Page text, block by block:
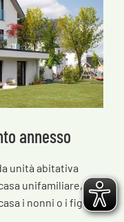
annesso
unità abitativa
unifamiliare, per
i nonni o i figli